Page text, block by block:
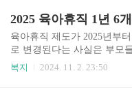
제 증빙 서류: 의료비, 교육
항목별 지출 ..
행된 제도로, 서울시에 거주
을 받을 수 있습니다. 이 보
적 지원을 통해 시민들의 안
을 합니다. 이 그래픽은 서
그램을 홍보하는 내용을 담
육아휴직 제도가 2025년부
로 변경된다는 사실은 부모
니다. 이에 따라 오늘은 육아
복지 2024. 11. 2. 23:50